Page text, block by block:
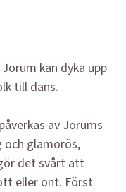
kan dyka upp
till dans.
av Jorums
glamorös,
det svårt att
eller ont. Först